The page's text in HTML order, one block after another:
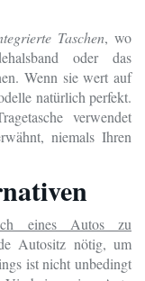
Taschen, wo
oder das
Wenn sie wert auf
natürlich perfekt.
verwendet
niemals Ihren
eines Autos zu
Autositz nötig, um
ist nicht unbedingt